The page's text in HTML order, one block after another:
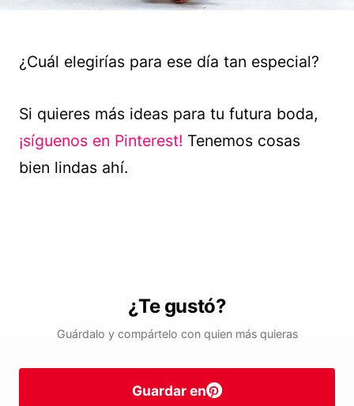
¿Cuál elegirías para ese día tan especial?
Si quieres más ideas para tu futura boda,
¡síguenos en Pinterest! Tenemos cosas
bien lindas ahí.
¿Te gustó?
Guárdalo y compártelo con quien más quieras
Guardar en